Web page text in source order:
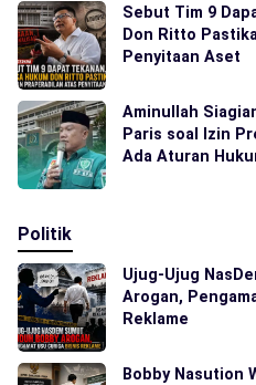
Sebut Tim 9
Don Ritto
Penyitaan Aset
Aminullah
Paris soal Izin
Ada Aturan
Politik
Ujug-Ujug
Arogan,
Reklame
Bobby Nasution